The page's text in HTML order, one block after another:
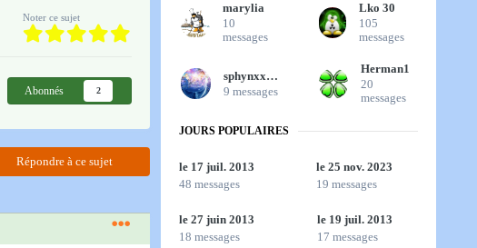
Noter ce sujet
Abonnés 2
Répondre à ce sujet
marylia
10
messages
Lko 30
105
messages
sphynxxxix
9 messages
Herman1
20
messages
JOURS POPULAIRES
le 17 juil. 2013
48 messages
le 25 nov. 2023
19 messages
le 27 juin 2013
18 messages
le 19 juil. 2013
17 messages